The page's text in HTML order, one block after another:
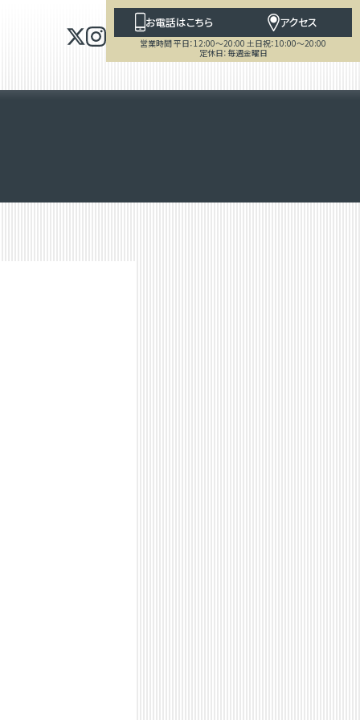
お電話はこちら アクセス
営業時間 平日：12:00～20:00 土日祝：10:00～20:00
定休日：毎週金曜日